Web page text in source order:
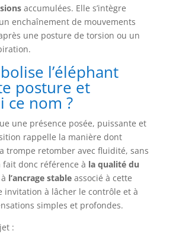
accumulées. Elle s’intègre
enchaînement de mouvements
une posture de torsion ou un
l’éléphant
posture et
ce nom ?
une présence posée, puissante et
rappelle la manière dont
trompe retomber avec fluidité, sans
fait donc référence à la qualité du
l’ancrage stableassocié à cette
invitation à lâcher le contrôle et à
simples et profondes.
: